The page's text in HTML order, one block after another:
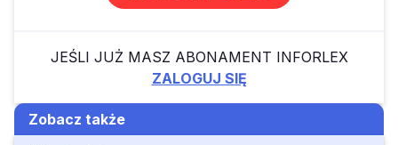
JEŚLI JUŻ MASZ ABONAMENT INFORLEX
ZALOGUJ SIĘ
Zobacz także